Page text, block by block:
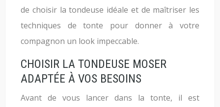
de choisir la tondeuse idéale et de maîtriser les
techniques de tonte pour donner à votre
compagnon un look impeccable.
CHOISIR LA TONDEUSE MOSER
ADAPTÉE À VOS BESOINS
Avant de vous lancer dans la tonte, il est